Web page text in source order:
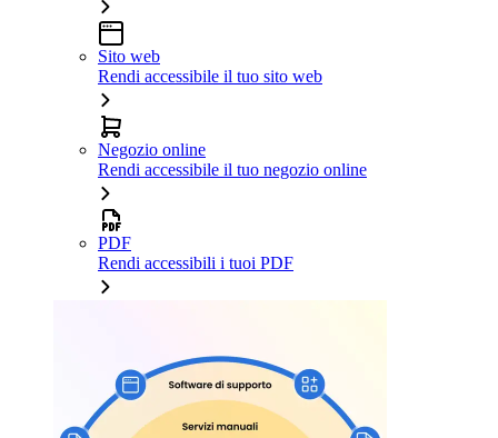
Sito web
Rendi accessibile il tuo sito web
Negozio online
Rendi accessibile il tuo negozio online
PDF
Rendi accessibili i tuoi PDF